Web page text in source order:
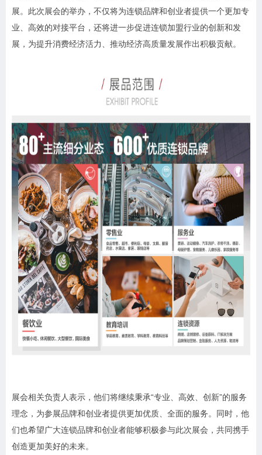
展。此次展会的举办，不仅将为连锁品牌和创业者提供一个更加专
业、高效的对接平台，还将进一步促进连锁加盟行业的创新和发
展，为提升消费经济活力、推动经济高质量发展作出积极贡献。
展会相关负责人表示，他们将继续秉承“专业、高效、创新”的服务
理念，为参展品牌和创业者提供更加优质、全面的服务。同时，他
们也希望广大连锁品牌和创业者能够积极参与此次展会，共同携手
创造更加美好的未来。